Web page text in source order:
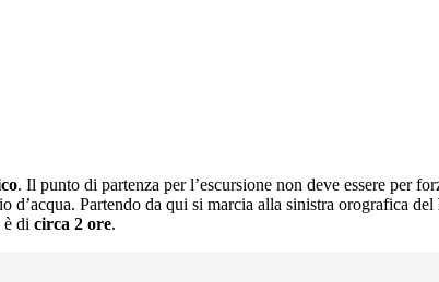
. Il punto di partenza per l’escursione non deve essere per
d’acqua. Partendo da qui si marcia alla sinistra orografica del
è di circa 2 ore.